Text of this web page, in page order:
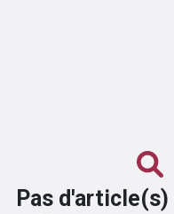
Pas d'article(s)